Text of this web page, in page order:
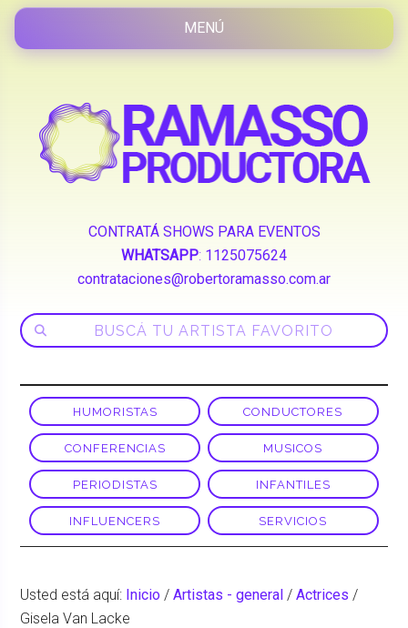
CONTRATÁ SHOWS PARA EVENTOS
WHATSAPP: 1125075624
contrataciones@robertoramasso.com.ar
HUMORISTAS CONDUCTORES
CONFERENCIAS MUSICOS
PERIODISTAS INFANTILES
INFLUENCERS SERVICIOS
Usted está aquí: Inicio / Artistas - general / Actrices /
Gisela Van Lacke